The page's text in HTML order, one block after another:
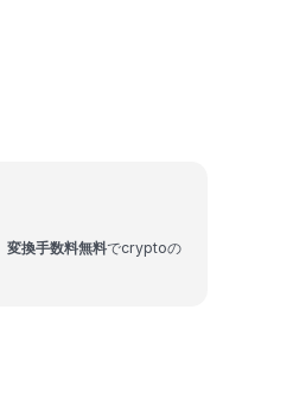
変換手数料無料でcryptoの